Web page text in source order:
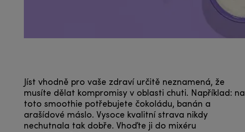
Jíst vhodně pro vaše zdraví určitě neznamená, že
musíte dělat kompromisy v oblasti chuti. Například: na
toto smoothie potřebujete čokoládu, banán a
arašídové máslo. Vysoce kvalitní strava nikdy
nechutnala tak dobře. Vhoďte ji do mixéru